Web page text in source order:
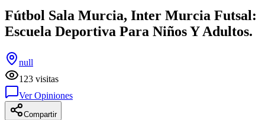
Fútbol Sala Murcia, Inter Murcia Futsal:
Escuela Deportiva Para Niños Y Adultos.
null
123 visitas
Ver Opiniones
Compartir